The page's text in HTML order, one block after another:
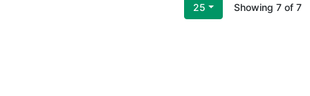
25 Showing 7of 7